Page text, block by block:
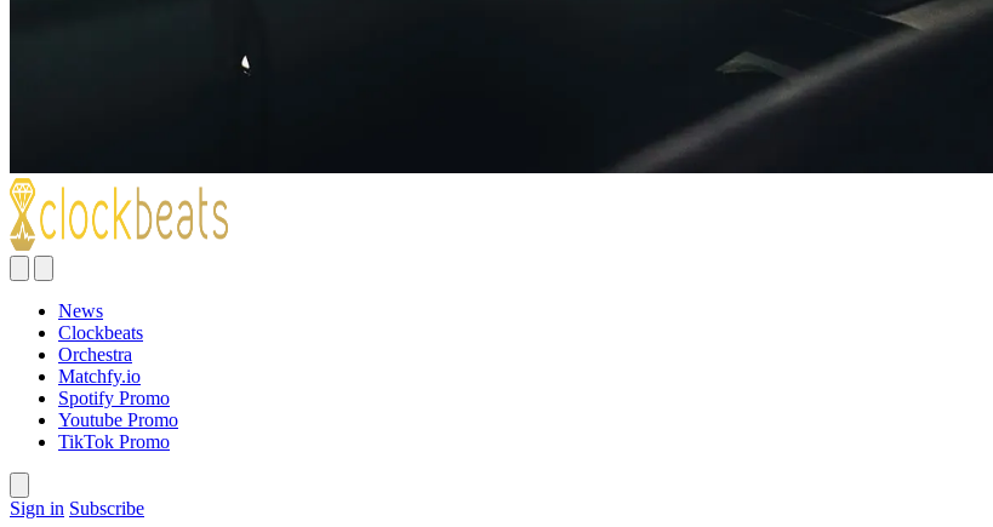
News
Clockbeats
Orchestra
Matchfy.io
Spotify Promo
Youtube Promo
TikTok Promo
Sign in Subscribe